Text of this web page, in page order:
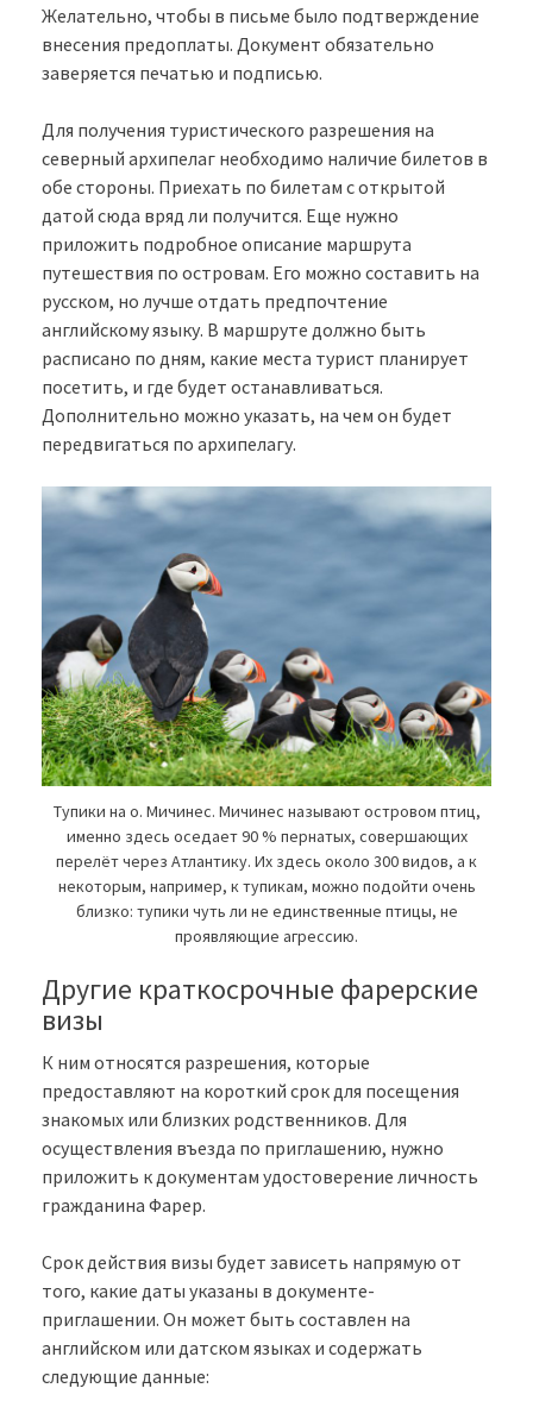
Желательно, чтобы в письме было подтверждение
внесения предоплаты. Документ обязательно
заверяется печатью и подписью.
Для получения туристического разрешения на
северный архипелаг необходимо наличие билетов в
обе стороны. Приехать по билетам с открытой
датой сюда вряд ли получится. Еще нужно
приложить подробное описание маршрута
путешествия по островам. Его можно составить на
русском, но лучше отдать предпочтение
английскому языку. В маршруте должно быть
расписано по дням, какие места турист планирует
посетить, и где будет останавливаться.
Дополнительно можно указать, на чем он будет
передвигаться по архипелагу.
Тупики на о. Мичинес. Мичинес называют островом птиц,
именно здесь оседает 90 % пернатых, совершающих
перелёт через Атлантику. Их здесь около 300 видов, а к
некоторым, например, к тупикам, можно подойти очень
близко: тупики чуть ли не единственные птицы, не
проявляющие агрессию.
Другие краткосрочные фарерские
визы
К ним относятся разрешения, которые
предоставляют на короткий срок для посещения
знакомых или близких родственников. Для
осуществления въезда по приглашению, нужно
приложить к документам удостоверение личность
гражданина Фарер.
Срок действия визы будет зависеть напрямую от
того, какие даты указаны в документе-
приглашении. Он может быть составлен на
английском или датском языках и содержать
следующие данные: